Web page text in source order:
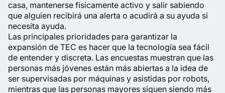
casa, mantenerse físicamente activo y salir sabiendo
que alguien recibirá una alerta o acudirá a su ayuda si
necesita ayuda.
Las principales prioridades para garantizar la
expansión de TEC es hacer que la tecnología sea fácil
de entender y discreta. Las encuestas muestran que las
personas más jóvenes están más abiertas a la idea de
ser supervisadas por máquinas y asistidas por robots,
mientras que las personas mayores siguen siendo más